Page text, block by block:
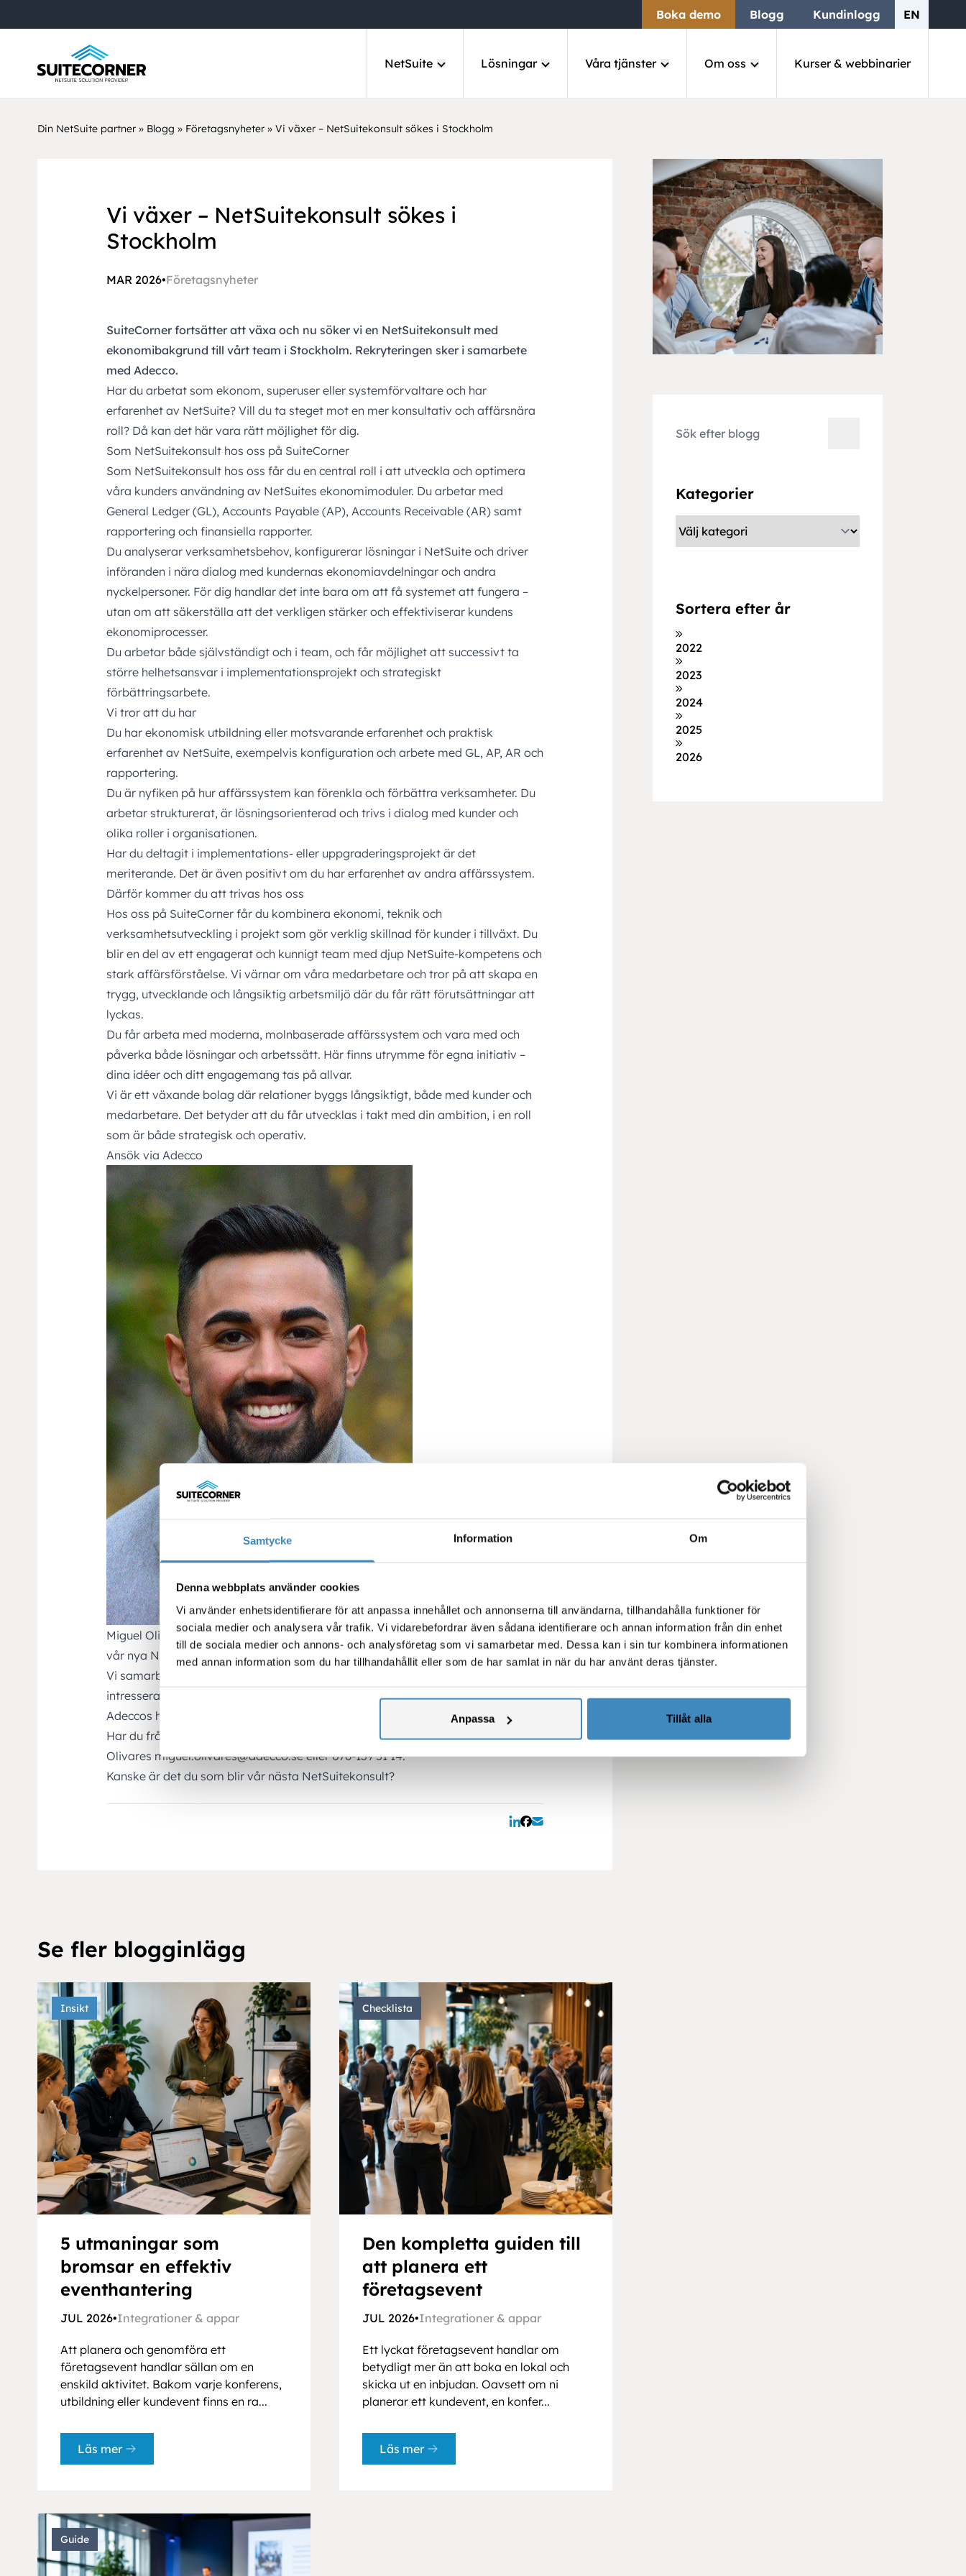
Samtycke Information Om
Denna webbplats använder cookies
Vi använder enhetsidentifierare för att anpassa innehållet och annonserna till användarna, tillhandahålla funktioner för
sociala medier och analysera vår trafik. Vi vidarebefordrar även sådana identifierare och annan information från din enhet
till de sociala medier och annons- och analysföretag som vi samarbetar med. Dessa kan i sin tur kombinera informationen
med annan information som du har tillhandahållit eller som de har samlat in när du har använt deras tjänster.
Anpassa Tillåt alla
Boka demo Blogg Kundinlogg EN
NetSuite Lösningar Våra tjänster Om oss Kurser & webbinarier
Din NetSuite partner » Blogg » Företagsnyheter » Vi växer – NetSuitekonsult sökes i Stockholm
Vi växer – NetSuitekonsult sökes i
Stockholm
MAR 2026•Företagsnyheter
SuiteCorner fortsätter att växa och nu söker vi en NetSuitekonsult med
ekonomibakgrund till vårt team i Stockholm. Rekryteringen sker i samarbete
med Adecco.
Har du arbetat som ekonom, superuser eller systemförvaltare och har
erfarenhet av NetSuite? Vill du ta steget mot en mer konsultativ och affärsnära
roll? Då kan det här vara rätt möjlighet för dig.
Som NetSuitekonsult hos oss på SuiteCorner
Som NetSuitekonsult hos oss får du en central roll i att utveckla och optimera
våra kunders användning av NetSuites ekonomimoduler. Du arbetar med
General Ledger (GL), Accounts Payable (AP), Accounts Receivable (AR) samt
rapportering och finansiella rapporter.
Du analyserar verksamhetsbehov, konfigurerar lösningar i NetSuite och driver
införanden i nära dialog med kundernas ekonomiavdelningar och andra
nyckelpersoner. För dig handlar det inte bara om att få systemet att fungera –
utan om att säkerställa att det verkligen stärker och effektiviserar kundens
ekonomiprocesser.
Du arbetar både självständigt och i team, och får möjlighet att successivt ta
större helhetsansvar i implementationsprojekt och strategiskt
förbättringsarbete.
Vi tror att du har
Du har ekonomisk utbildning eller motsvarande erfarenhet och praktisk
erfarenhet av NetSuite, exempelvis konfiguration och arbete med GL, AP, AR och
rapportering.
Du är nyfiken på hur affärssystem kan förenkla och förbättra verksamheter. Du
arbetar strukturerat, är lösningsorienterad och trivs i dialog med kunder och
olika roller i organisationen.
Har du deltagit i implementations- eller uppgraderingsprojekt är det
meriterande. Det är även positivt om du har erfarenhet av andra affärssystem.
Därför kommer du att trivas hos oss
Hos oss på SuiteCorner får du kombinera ekonomi, teknik och
verksamhetsutveckling i projekt som gör verklig skillnad för kunder i tillväxt. Du
blir en del av ett engagerat och kunnigt team med djup NetSuite-kompetens och
stark affärsförståelse. Vi värnar om våra medarbetare och tror på att skapa en
trygg, utvecklande och långsiktig arbetsmiljö där du får rätt förutsättningar att
lyckas.
Du får arbeta med moderna, molnbaserade affärssystem och vara med och
påverka både lösningar och arbetssätt. Här finns utrymme för egna initiativ –
dina idéer och ditt engagemang tas på allvar.
Vi är ett växande bolag där relationer byggs långsiktigt, både med kunder och
medarbetare. Det betyder att du får utvecklas i takt med din ambition, i en roll
som är både strategisk och operativ.
Ansök via Adecco
Miguel Olivares på Adecco ansvarar för rekryteringen av
vår nya NetSuitekonsult.
Vi samarbetar med Adecco i denna rekrytering och urval sker löpande. Är du
intresserad är du varmt välkommen att läsa hela annonsen och ansöka via
Adeccos hemsida.
Har du frågor om tjänsten eller processen är du välkommen att kontakta Miguel
Olivares miguel.olivares@adecco.se eller 076-139 51 14.
Kanske är det du som blir vår nästa NetSuitekonsult?
Kategorier
Sortera efter år
2022
2023
2024
2025
2026
Se fler blogginlägg
Insikt
5 utmaningar som
bromsar en effektiv
eventhantering
JUL 2026•Integrationer & appar
Att planera och genomföra ett
företagsevent handlar sällan om en
enskild aktivitet. Bakom varje konferens,
utbildning eller kundevent finns en ra...
Läs mer
Checklista
Den kompletta guiden till
att planera ett
företagsevent
JUL 2026•Integrationer & appar
Ett lyckat företagsevent handlar om
betydligt mer än att boka en lokal och
skicka ut en inbjudan. Oavsett om ni
planerar ett kundevent, en konfer...
Läs mer
Guide